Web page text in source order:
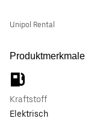
Unipol Rental
Produktmerkmale
Kraftstoff
Elektrisch